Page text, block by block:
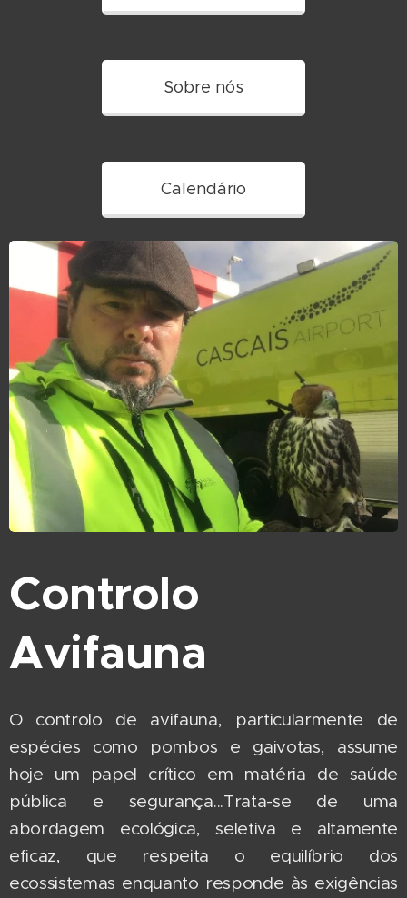
Sobre nós
Calendário
Controlo
Avifauna
O controlo de avifauna, particularmente de
espécies como pombos e gaivotas, assume
hoje um papel crítico em matéria de saúde
pública e segurança...Trata-se de uma
abordagem ecológica, seletiva e altamente
eficaz, que respeita o equilíbrio dos
ecossistemas enquanto responde às exigências